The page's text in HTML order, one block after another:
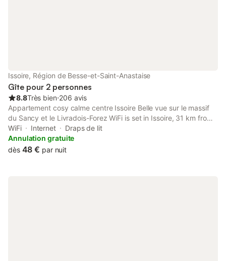
Issoire, Région de Besse-et-Saint-Anastaise
Gîte pour 2 personnes
8.8Très bien⋅206 avis
Appartement cosy calme centre Issoire Belle vue sur le massif
du Sancy et le Livradois-Forez WiFi is set in Issoire, 31 km from
Blaise Pascal University, 34 km from Clermont-Ferrand Train
Station, as well as 34 km from Clermont-Ferrand Cathedral.
WiFi Internet
Draps de lit
Annulation gratuite
dès 48 € par nuit